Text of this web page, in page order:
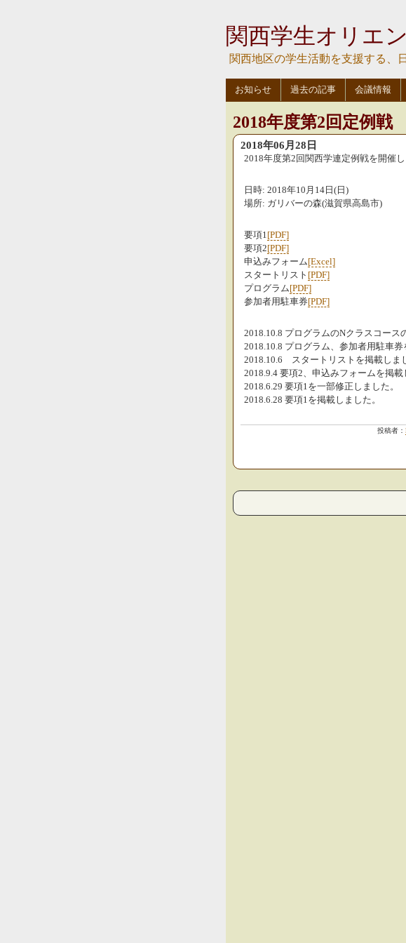
関西学生オリエ
関西地区の学生活動を支援する、
お知らせ 過去の記事 会議情報
2018年度第2回定例戦
2018年06月28日
2018年度第2回関西学連定例戦を開催し
日時: 2018年10月14日(日)
場所: ガリバーの森(滋賀県高島市)
要項1 [PDF]
要項2[PDF]
申込みフォーム[Excel]
スタートリスト [PDF]
プログラム[PDF]
参加者用駐車券[PDF]
2018.10.8 プログラムのNクラスコース
2018.10.8 プログラム、参加者用駐車券
2018.10.6 スタートリストを掲載しま
2018.9.4 要項2、申込みフォームを掲載
2018.6.29 要項1を一部修正しました。
2018.6.28 要項1を掲載しました。
投稿者：